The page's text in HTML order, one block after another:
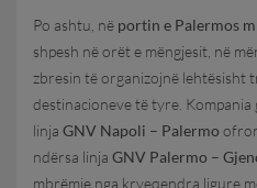
Po ashtu, në portin e Palermos
shpesh në orët e mëngjesit, në
zbresin të organizojnë lehtësisht
destinacioneve të tyre.
linja GNV Napoli – Palermo
ndërsa linja GNV Palermo –
mbrëmje nga kryeqendra ligure